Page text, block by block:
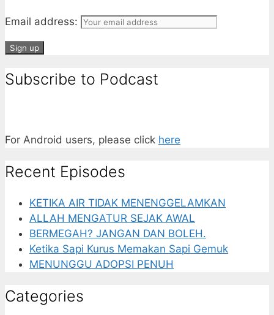
Email address:
Subscribe to Podcast
For Android users, please click here
Recent Episodes
KETIKA AIR TIDAK MENENGGELAMKAN
ALLAH MENGATUR SEJAK AWAL
BERMEGAH? JANGAN DAN BOLEH.
Ketika Sapi Kurus Memakan Sapi Gemuk
MENUNGGU ADOPSI PENUH
Categories